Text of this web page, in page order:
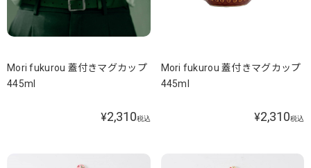
Mori fukurou 蓋付きマグカップ
445ml
¥2,310税込
Mori fukurou 蓋付きマグカップ
445ml
¥2,310税込